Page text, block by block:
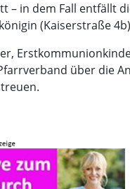
– in dem Fall entfällt
(Kaiserstraße
über die